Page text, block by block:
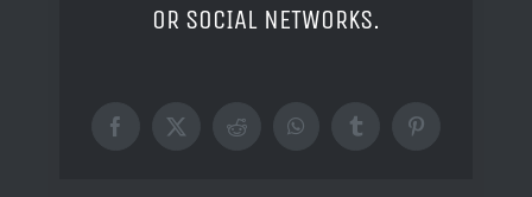
OR SOCIAL NETWORKS.
Facebook
X RedditWhatsAppTumblrPinterest